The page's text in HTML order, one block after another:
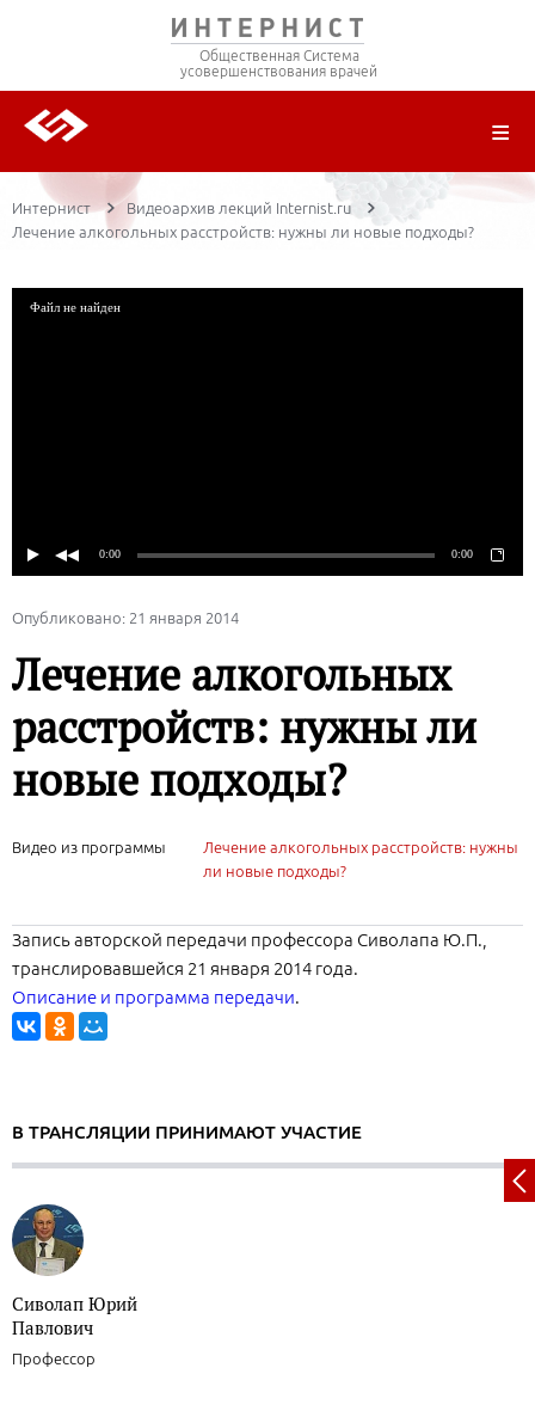
Общественная Система
усовершенствования врачей
ЦИКЛЫ ПЕРЕДАЧ
Интернист
Видеоархив лекций Internist.ru
Лечение алкогольных расстройств: нужны ли новые подходы?
Опубликовано: 21 января 2014
Лечение алкогольных
расстройств: нужны ли
новые подходы?
Видео из программы
Лечение алкогольных расстройств: нужны
ли новые подходы?
Запись авторской передачи профессора Сиволапа Ю.П.,
транслировавшейся 21 января 2014 года.
Описание и программа передачи.
В ТРАНСЛЯЦИИ ПРИНИМАЮТ УЧАСТИЕ
Сиволап Юрий
Павлович
Профессор